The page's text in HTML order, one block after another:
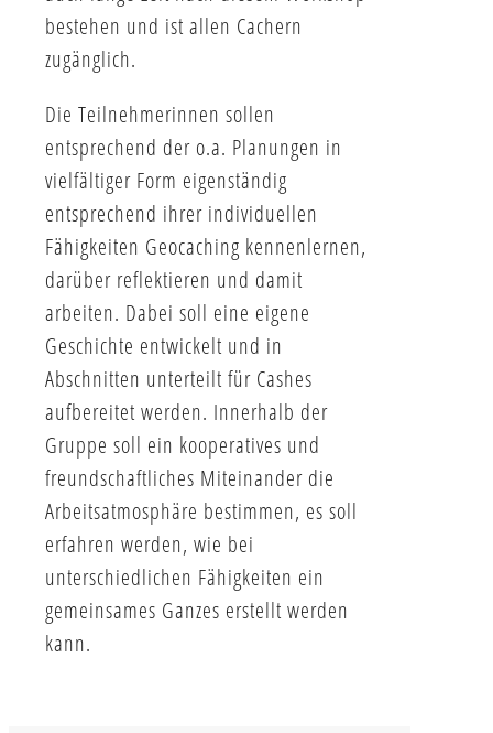
bestehen und ist allen Cachern
zugänglich.
Die Teilnehmerinnen sollen
entsprechend der o.a. Planungen in
vielfältiger Form eigenständig
entsprechend ihrer individuellen
Fähigkeiten Geocaching kennenlernen,
darüber reflektieren und damit
arbeiten. Dabei soll eine eigene
Geschichte entwickelt und in
Abschnitten unterteilt für Cashes
aufbereitet werden. Innerhalb der
Gruppe soll ein kooperatives und
freundschaftliches Miteinander die
Arbeitsatmosphäre bestimmen, es soll
erfahren werden, wie bei
unterschiedlichen Fähigkeiten ein
gemeinsames Ganzes erstellt werden
kann.